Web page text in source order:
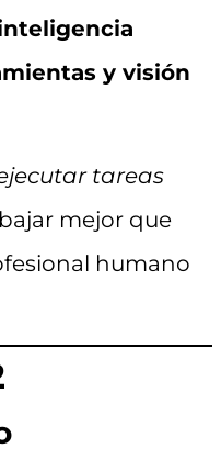
y visión
tareas
mejor que
humano